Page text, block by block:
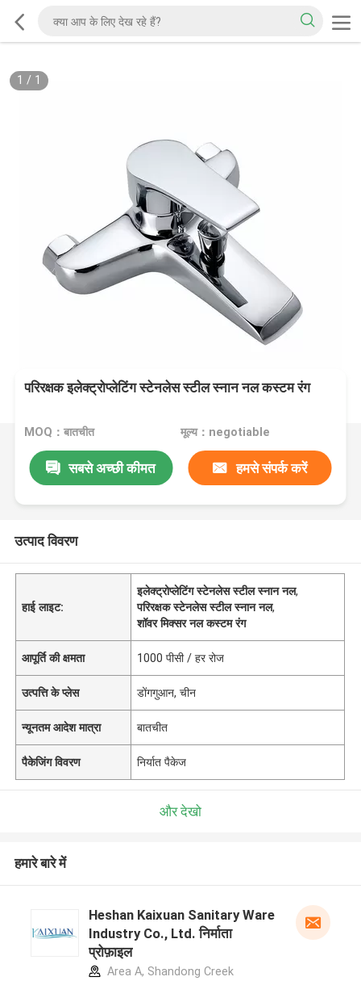
1 / 1
परिरक्षक इलेक्ट्रोप्लेटिंग स्टेनलेस स्टील स्नान नल कस्टम रंग
MOQ：बातचीत मूल्य：negotiable
सबसे अच्छी कीमत हमसे संपर्क करें
उत्पाद विवरण
हाई लाइट:
इलेक्ट्रोप्लेटिंग स्टेनलेस स्टील स्नान नल,
परिरक्षक स्टेनलेस स्टील स्नान नल,
शॉवर मिक्सर नल कस्टम रंग
आपूर्ति की क्षमता 1000 पीसी / हर रोज
उत्पत्ति के प्लेस डोंगगुआन, चीन
न्यूनतम आदेश मात्रा बातचीत
पैकेजिंग विवरण निर्यात पैकेज
और देखो
हमारे बारे में
Heshan Kaixuan Sanitary Ware
Industry Co., Ltd. निर्माता
प्रोफ़ाइल
Area A, Shandong Creek